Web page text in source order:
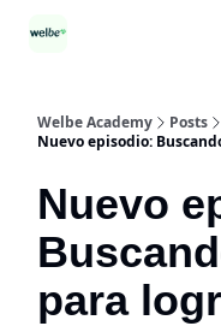
Welbe Academy
Posts
Nuevo episodio:
Nuevo
para